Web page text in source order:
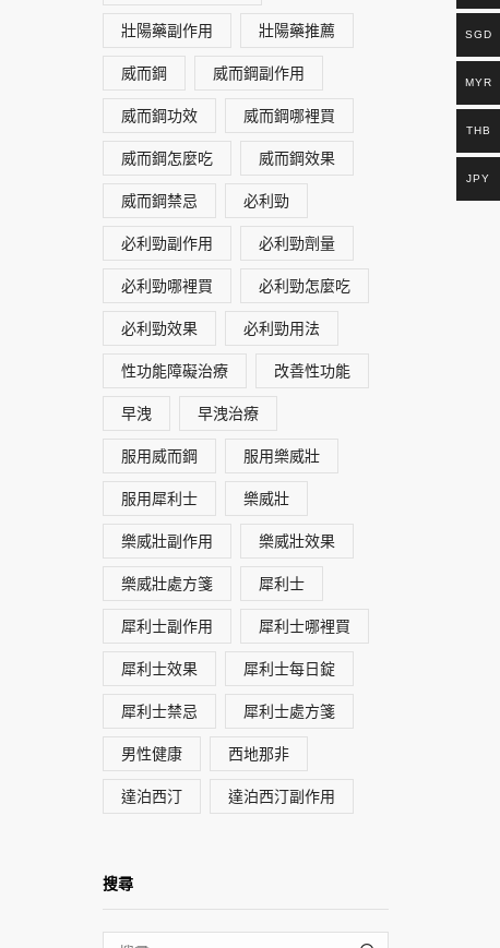
壯陽藥副作用 壯陽藥推薦
威而鋼 威而鋼副作用
威而鋼功效 威而鋼哪裡買
威而鋼怎麼吃 威而鋼效果
威而鋼禁忌 必利勁
必利勁副作用 必利勁劑量
必利勁哪裡買 必利勁怎麼吃
必利勁效果 必利勁用法
性功能障礙治療 改善性功能
早洩 早洩治療
服用威而鋼 服用樂威壯
服用犀利士 樂威壯
樂威壯副作用 樂威壯效果
樂威壯處方箋 犀利士
犀利士副作用 犀利士哪裡買
犀利士效果 犀利士每日錠
犀利士禁忌 犀利士處方箋
男性健康 西地那非
達泊西汀 達泊西汀副作用
搜尋
SGD
MYR
THB
JPY